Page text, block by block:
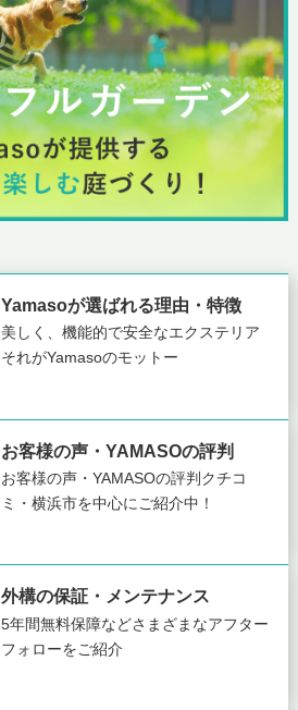
Yamasoが選ばれる理由・特徴
美しく、機能的で安全なエクステリア
それがYamasoのモットー
お客様の声・YAMASOの評判
お客様の声・YAMASOの評判 クチコ
ミ・横浜市を中心にご紹介中！
外構の保証・メンテナンス
5年間無料保障などさまざまなアフター
フォローをご紹介